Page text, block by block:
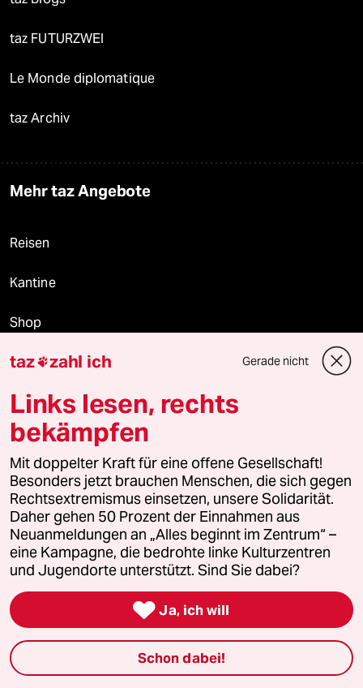
taz FUTURZWEI
Le Monde diplomatique
taz Archiv
Mehr taz Angebote
Reisen
Kantine
Shop
Anzeigen
Fragen & Hilfe
Feedback
Aboservice
ePaper Login
Downloads für Abonnierende
© 2026 taz Verlags und Vertriebs GmbH
taz zahl ich Gerade nicht
Links lesen, rechts
bekämpfen
Mit doppelter Kraft für eine offene Gesellschaft!
Besonders jetzt brauchen Menschen, die sich gegen
Rechtsextremismus einsetzen, unsere Solidarität.
Daher gehen 50 Prozent der Einnahmen aus
Neuanmeldungen an „Alles beginnt im Zentrum“ –
eine Kampagne, die bedrohte linke Kulturzentren
und Jugendorte unterstützt. Sind Sie dabei?
 Ja, ich will
Schon dabei!